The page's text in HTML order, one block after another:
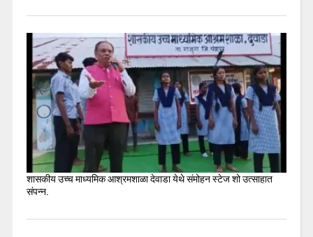
शासकीय उच्च माध्यमिक आश्रमशाळा देवाडा येथे संमोहन स्टेज शो उत्साहात
संपन्न.